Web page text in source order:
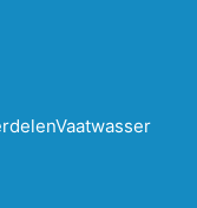
Vaatwasser